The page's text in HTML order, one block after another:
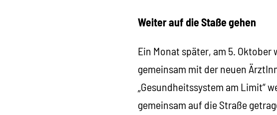
Weiter auf die Staße gehen
Ein Monat später, am 5.
gemeinsam mit der neuen
„Gesundheitssystem am Limit“
gemeinsam auf die Straße